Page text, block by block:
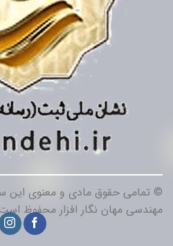
© تمامی حقوق مادی و معنوی این
مهندسی مهان نگار افزار محفوظ